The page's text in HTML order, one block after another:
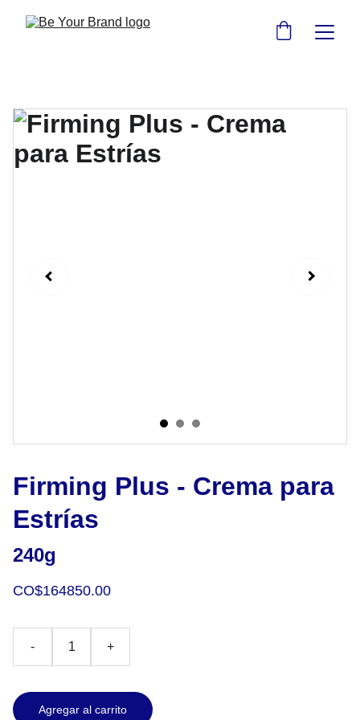
Firming Plus - Crema para
Estrías
240g
CO$164850.00
- +
Agregar al carrito